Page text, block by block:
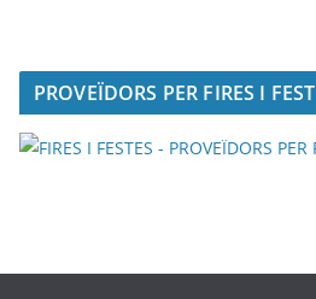
PROVEÏDORS PER FIRES I